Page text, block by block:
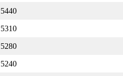
5440
5310
5280
5240